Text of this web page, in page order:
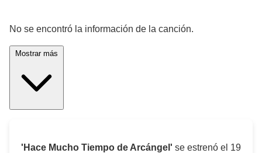
No se encontró la información de la canción.
'Hace Mucho Tiempo de Arcángel' se estrenó el 19